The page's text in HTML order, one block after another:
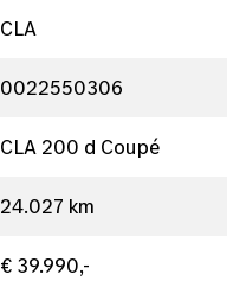
CLA
0022550306
CLA 200 d Coupé
24.027 km
€ 39.990,-